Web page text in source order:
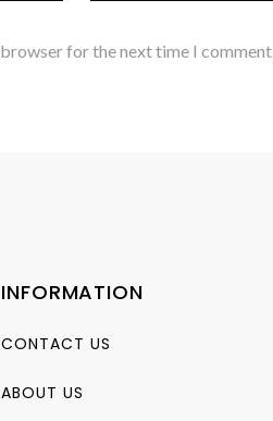
for the next time I comment.
INFORMATION
CONTACT US
ABOUT US